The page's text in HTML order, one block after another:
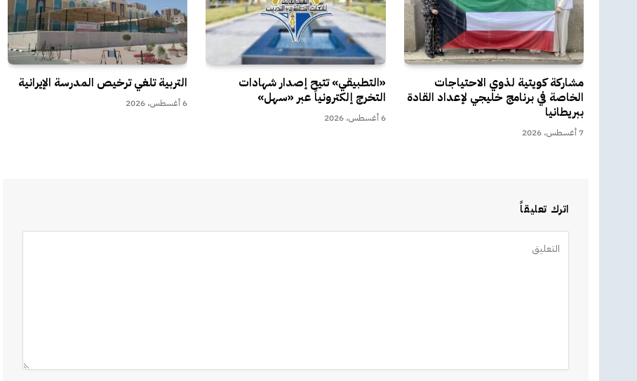
مشاركة كويتية لذوي الاحتياجات
الخاصة في برنامج خليجي لإعداد القادة
ببريطانيا
7 أغسطس، 2026
«التطبيقي» تتيح إصدار شهادات
التخرج إلكترونياً عبر «سهل»
6 أغسطس، 2026
التربية تلغي ترخيص المدرسة الإيرانية
6 أغسطس، 2026
اترك تعليقاً